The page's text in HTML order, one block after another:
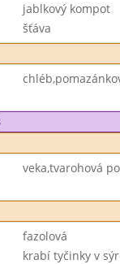
jablkový kompot
šťáva
veka,tvarohová
fazolová
krabí tyčinky v